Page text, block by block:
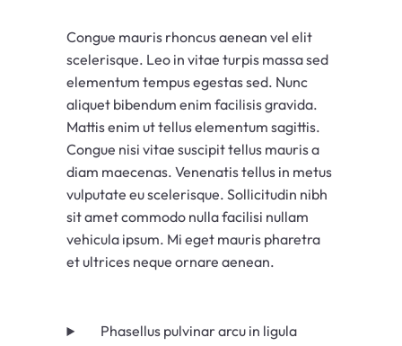
Congue mauris rhoncus aenean vel elit
scelerisque. Leo in vitae turpis massa sed
elementum tempus egestas sed. Nunc
aliquet bibendum enim facilisis gravida.
Mattis enim ut tellus elementum sagittis.
Congue nisi vitae suscipit tellus mauris a
diam maecenas. Venenatis tellus in metus
vulputate eu scelerisque. Sollicitudin nibh
sit amet commodo nulla facilisi nullam
vehicula ipsum. Mi eget mauris pharetra
et ultrices neque ornare aenean.
Phasellus pulvinar arcu in ligula